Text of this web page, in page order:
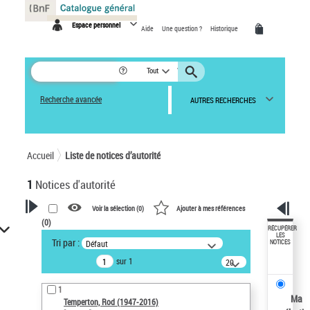
Espace personnel Aide Une question ? Historique
Tout
Recherche avancée AUTRES RECHERCHES
Accueil Liste de notices d’autorité
1 Notices d'autorité
VOTRE RECHERCHE
Recherche avancée dans les
notices d’autorité
Œuvres liées à l'auteur :
Temperton, Rod (1947-2016)
Voir la sélection (0) Ajouter à mes références
(0)
Tri par : Défaut
sur 1
20
résultats/page
1
Temperton, Rod (1947-2016)
RÉCUPÉRER
LES
NOTICES
Ma
Panneau de gestion des cookies